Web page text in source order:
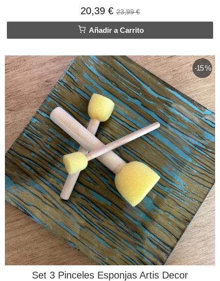
20,39 €23,99 €
Añadir a Carrito
-15 %
Set 3 Pinceles Esponjas Artis Decor